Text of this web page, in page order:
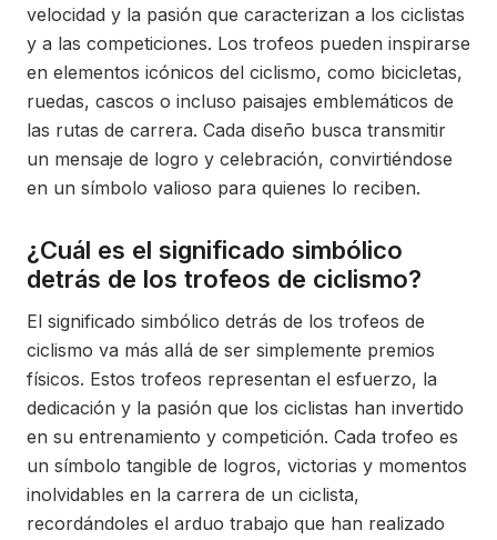
velocidad y la pasión que caracterizan a los ciclistas
y a las competiciones. Los trofeos pueden inspirarse
en elementos icónicos del ciclismo, como bicicletas,
ruedas, cascos o incluso paisajes emblemáticos de
las rutas de carrera. Cada diseño busca transmitir
un mensaje de logro y celebración, convirtiéndose
en un símbolo valioso para quienes lo reciben.
¿Cuál es el significado simbólico
detrás de los trofeos de ciclismo?
El significado simbólico detrás de los trofeos de
ciclismo va más allá de ser simplemente premios
físicos. Estos trofeos representan el esfuerzo, la
dedicación y la pasión que los ciclistas han invertido
en su entrenamiento y competición. Cada trofeo es
un símbolo tangible de logros, victorias y momentos
inolvidables en la carrera de un ciclista,
recordándoles el arduo trabajo que han realizado